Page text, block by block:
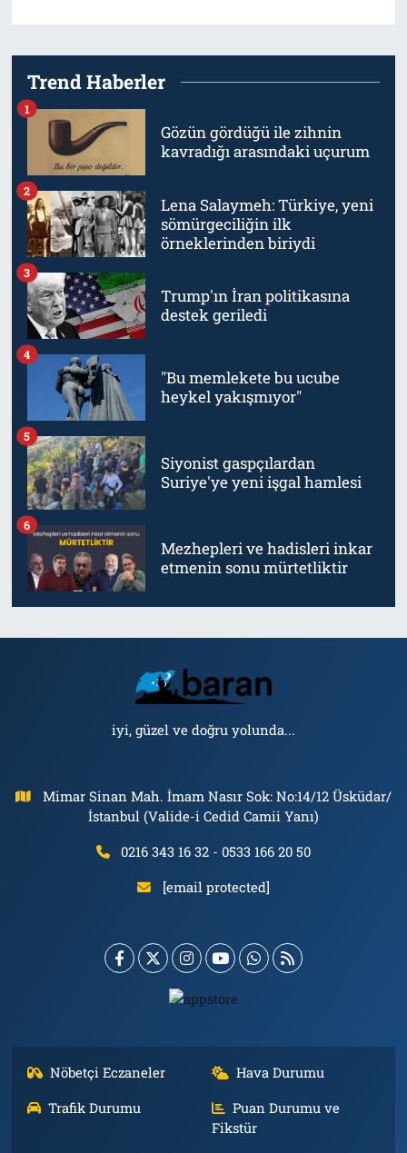
Trend Haberler
Gözün gördüğü ile zihnin
kavradığı arasındaki uçurum
1
Lena Salaymeh: Türkiye, yeni
sömürgeciliğin ilk
örneklerinden biriydi
2
Trump'ın İran politikasına
destek geriledi
3
"Bu memlekete bu ucube
heykel yakışmıyor"
4
Siyonist gaspçılardan
Suriye'ye yeni işgal hamlesi
5
Mezhepleri ve hadisleri inkar
etmenin sonu mürtetliktir
6
iyi, güzel ve doğru yolunda...
Mimar Sinan Mah. İmam Nasır Sok: No:14/12 Üsküdar/
İstanbul (Valide-i Cedid Camii Yanı)
0216 343 16 32 - 0533 166 20 50
[email protected]
Nöbetçi Eczaneler
Hava Durumu
Trafik Durumu
Puan Durumu ve
Fikstür